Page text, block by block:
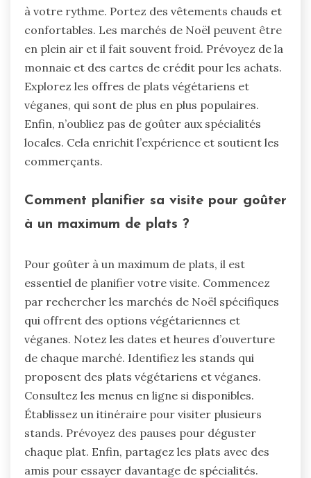
à votre rythme. Portez des vêtements chauds et
confortables. Les marchés de Noël peuvent être
en plein air et il fait souvent froid. Prévoyez de la
monnaie et des cartes de crédit pour les achats.
Explorez les offres de plats végétariens et
véganes, qui sont de plus en plus populaires.
Enfin, n’oubliez pas de goûter aux spécialités
locales. Cela enrichit l’expérience et soutient les
commerçants.
Comment planifier sa visite pour goûter
à un maximum de plats ?
Pour goûter à un maximum de plats, il est
essentiel de planifier votre visite. Commencez
par rechercher les marchés de Noël spécifiques
qui offrent des options végétariennes et
véganes. Notez les dates et heures d’ouverture
de chaque marché. Identifiez les stands qui
proposent des plats végétariens et véganes.
Consultez les menus en ligne si disponibles.
Établissez un itinéraire pour visiter plusieurs
stands. Prévoyez des pauses pour déguster
chaque plat. Enfin, partagez les plats avec des
amis pour essayer davantage de spécialités.